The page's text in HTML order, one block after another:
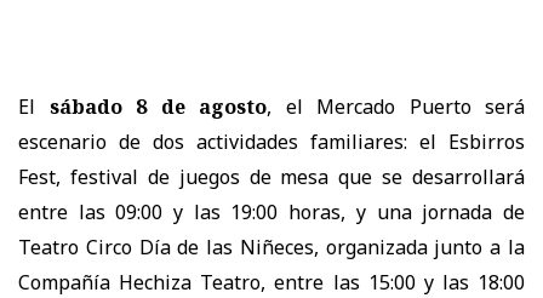
El sábado 8 de agosto, el Mercado Puerto será
escenario de dos actividades familiares: el Esbirros
Fest, festival de juegos de mesa que se desarrollará
entre las 09:00 y las 19:00 horas, y una jornada de
Teatro Circo Día de las Niñeces, organizada junto a la
Compañía Hechiza Teatro, entre las 15:00 y las 18:00